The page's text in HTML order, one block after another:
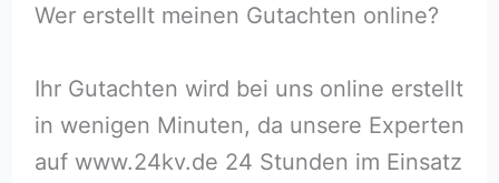
Wer erstellt meinen Gutachten online?
Ihr Gutachten wird bei uns online erstellt
in wenigen Minuten, da unsere Experten
auf www.24kv.de 24 Stunden im Einsatz